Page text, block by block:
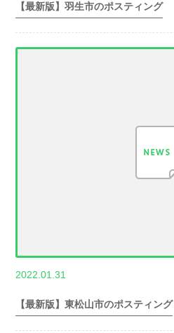
【最新版】羽生市のポスティング
2022.01.31
【最新版】東松山市のポスティング